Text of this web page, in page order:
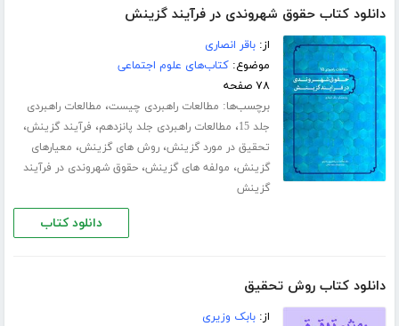
دانلود کتاب حقوق شهروندی در فرآیند گزینش
از:باقر انصاری
موضوع:کتاب‌های علوم اجتماعی
۷۸ صفحه
برچسب‌ها: مطالعات راهبردی چیست، مطالعات راهبردی
جلد 15
، مطالعات راهبردی جلد پانزدهم، فرآیند گزینش،
تحقیق در مورد گزینش،روش های گزینش، معیارهای
گزینش، مولفه های گزینش،حقوق شهروندی در فرآیند
گزینش
دانلود کتاب
دانلود کتاب روش تحقیق
از:بابک وزیری